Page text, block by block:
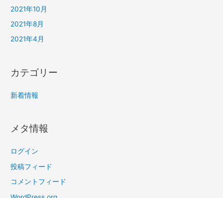
2021年10月
2021年8月
2021年4月
カテゴリー
新着情報
メタ情報
ログイン
投稿フィード
コメントフィード